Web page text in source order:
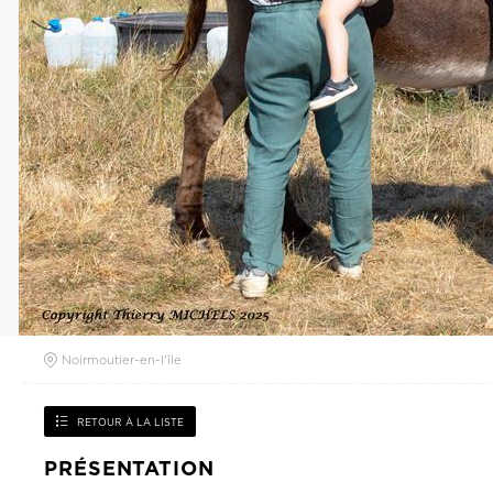
Noirmoutier-en-l'île
RETOUR À LA LISTE
PRÉSENTATION